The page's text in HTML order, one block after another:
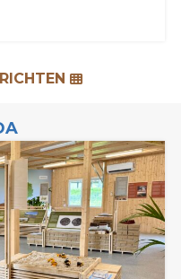
GROFZANDBARRIÈRE